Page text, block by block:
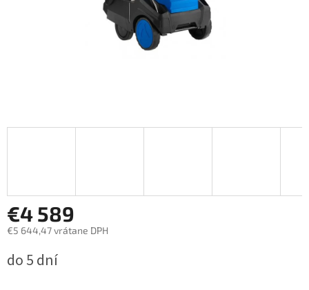
€4 589
€5 644,47 vrátane DPH
cena:
do 5 dní